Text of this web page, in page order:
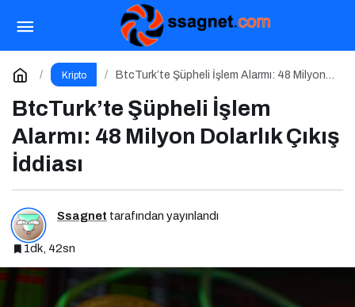
Kripto
BtcTurk’te Şüpheli İşlem Alarmı: 48 Milyon
BtcTurk’te Şüpheli İşlem
Alarmı: 48 Milyon Dolarlık Çıkış
İddiası
Ssagnet tarafından yayınlandı
1dk, 42sn
Bitcoin 83.500 Doları Aştı
Yorum Yap